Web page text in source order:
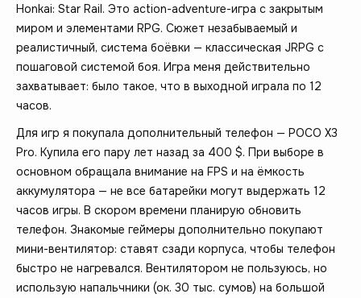
Honkai: Star Rail. Это action-adventure-игра с закрытым
миром и элементами RPG. Сюжет незабываемый и
реалистичный, система боёвки — классическая JRPG с
пошаговой системой боя. Игра меня действительно
захватывает: было такое, что в выходной играла по 12
часов.
Для игр я покупала дополнительный телефон — POCO X3
Pro. Купила его пару лет назад за 400 $. При выборе в
основном обращала внимание на FPS и на ёмкость
аккумулятора — не все батарейки могут выдержать 12
часов игры. В скором времени планирую обновить
телефон. Знакомые геймеры дополнительно покупают
мини-вентилятор: ставят сзади корпуса, чтобы телефон
быстро не нагревался. Вентилятором не пользуюсь, но
использую напальчники (ок. 30 тыс. сумов) на большой